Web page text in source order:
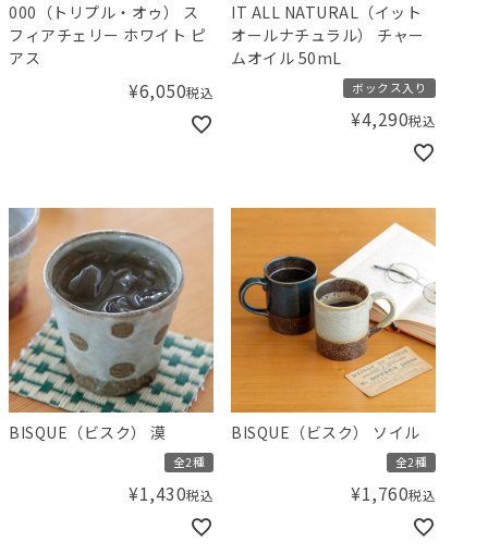
000（トリプル・オゥ） ス
フィアチェリー ホワイト ピ
アス
¥6,050税込
IT ALL NATURAL（イット
オールナチュラル） チャー
ムオイル 50mL
ボックス入り
¥4,290税込
BISQUE（ビスク） 漠
全2種
¥1,430税込
BISQUE（ビスク） ソイル
全2種
¥1,760税込